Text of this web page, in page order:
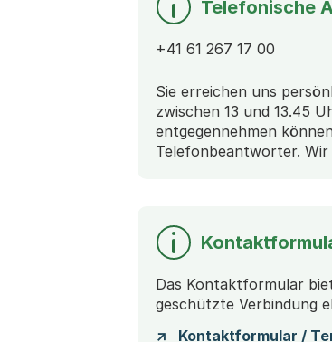
Telefonische
+41 61 267 17 00
Sie erreichen uns
zwischen 13 und 13.45
entgegennehmen
Telefonbeantworter.
Das Kontaktformular
geschützte Verbindung
Kontaktformular /